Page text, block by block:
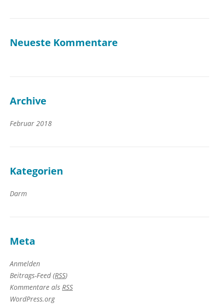
Neueste Kommentare
Archive
Februar 2018
Kategorien
Darm
Meta
Anmelden
Beitrags-Feed (RSS)
Kommentare als RSS
WordPress.org